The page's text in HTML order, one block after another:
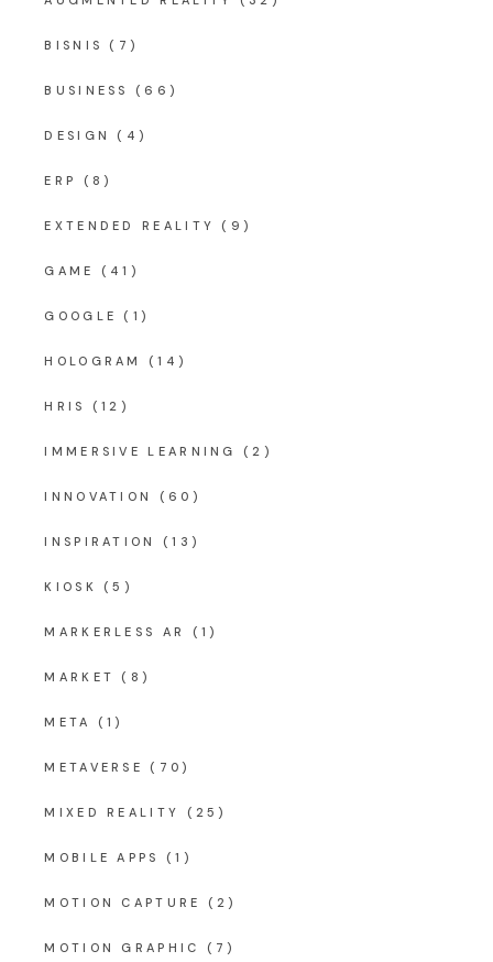
BISNIS (7)
BUSINESS (66)
DESIGN (4)
ERP (8)
EXTENDED REALITY (9)
GAME (41)
GOOGLE (1)
HOLOGRAM (14)
HRIS (12)
IMMERSIVE LEARNING (2)
INNOVATION (60)
INSPIRATION (13)
KIOSK (5)
MARKERLESS AR (1)
MARKET (8)
META (1)
METAVERSE (70)
MIXED REALITY (25)
MOBILE APPS (1)
MOTION CAPTURE (2)
MOTION GRAPHIC (7)